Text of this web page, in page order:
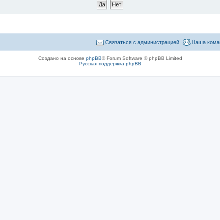
Наша
Связаться с администрацией
Создано на основе phpBB® Forum Software © phpBB Limited
Русская поддержка phpBB